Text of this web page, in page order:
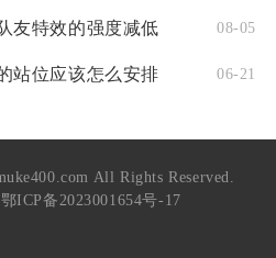
友特效的强度减低 08-05
站位应该怎么安排 06-21
All Rights Reserved.
鄂ICP备2023001654号-17